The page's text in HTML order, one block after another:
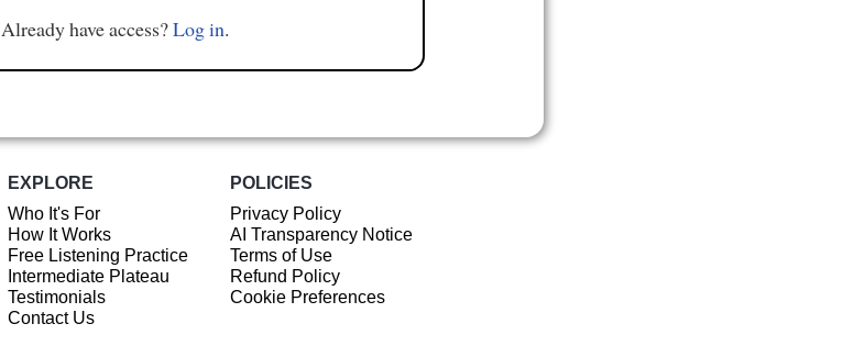
Already have access?Log in.
EXPLORE
Who It's For
How It Works
Free Listening Practice
Intermediate Plateau
Testimonials
Contact Us
POLICIES
Privacy Policy
AI Transparency Notice
Terms of Use
Refund Policy
Cookie Preferences